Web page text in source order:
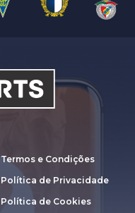
Termos e Condições
Política de Privacidade
Política de Cookies